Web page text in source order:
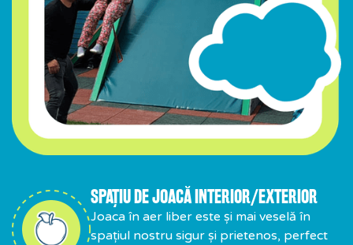
SPAȚIU DE JOACĂ INTERIOR/EXTERIOR
Joaca în aer liber este și mai veselă în
spațiul nostru sigur și prietenos, perfect